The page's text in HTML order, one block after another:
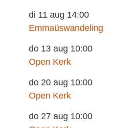
di 11 aug 14:00
Emmaüswandeling
do 13 aug 10:00
Open Kerk
do 20 aug 10:00
Open Kerk
do 27 aug 10:00